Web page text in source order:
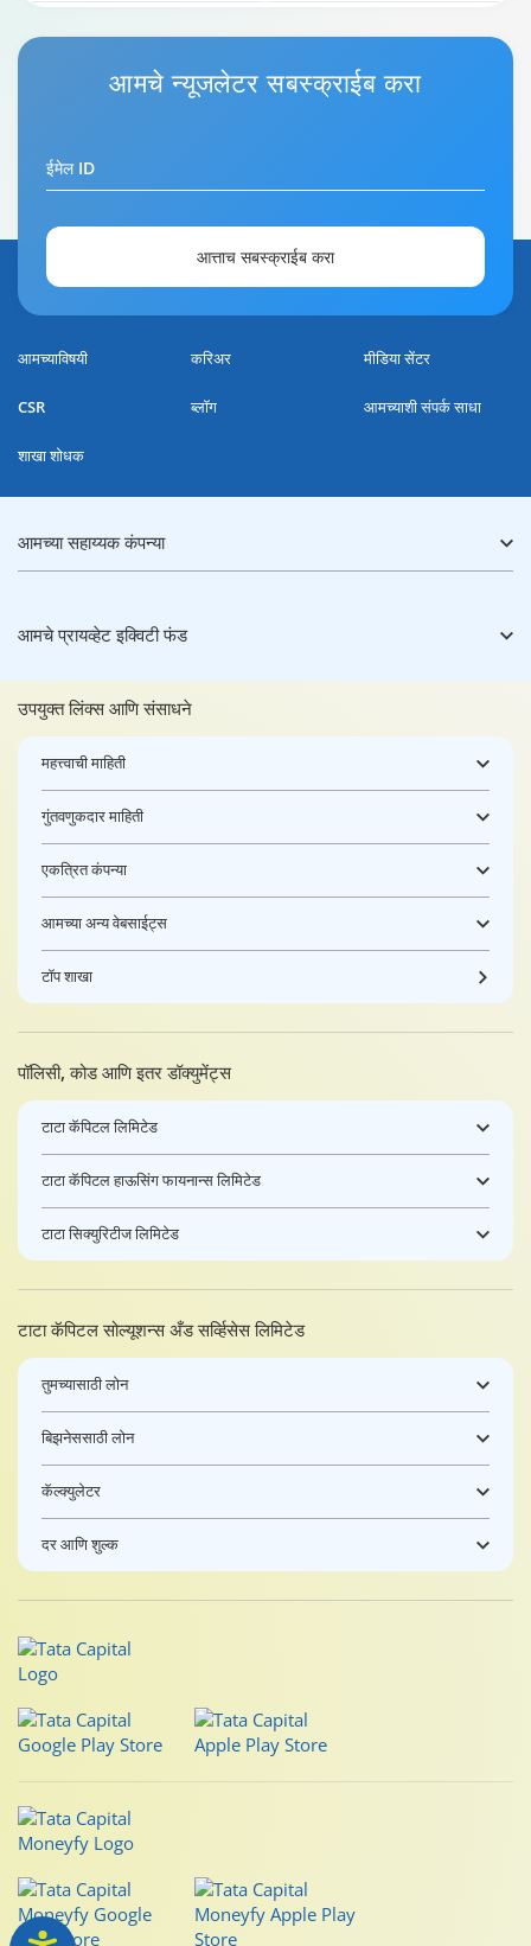
होम लोन रिपेमेंट गाईड
आमचेन्यूजलेटर सबस्क्राईब करा
ईमेल ID
आत्ताच सबस्क्राईब करा
आमच्याविषयी करिअर मीडिया सेंटर
CSR ब्लॉग आमच्याशी संपर्क साधा
शाखा शोधक
आमच्या सहाय्यक कंपन्या
आमचे प्रायव्हेट इक्विटी फंड
उपयुक्त लिंक्स आणि संसाधने
महत्त्वाची माहिती
गुंतवणुकदार माहिती
एकत्रित कंपन्या
आमच्या अन्य वेबसाईट्स
टॉप शाखा
पॉलिसी, कोड आणि इतर डॉक्युमेंट्स
टाटा कॅपिटल लिमिटेड
टाटा कॅपिटल हाऊसिंग फायनान्स लिमिटेड
टाटा सिक्युरिटीज लिमिटेड
टाटा कॅपिटल सोल्यूशन्स अँड सर्व्हिसेस लिमिटेड
तुमच्यासाठी लोन
बिझनेससाठी लोन
कॅल्क्युलेटर
दर आणि शुल्क